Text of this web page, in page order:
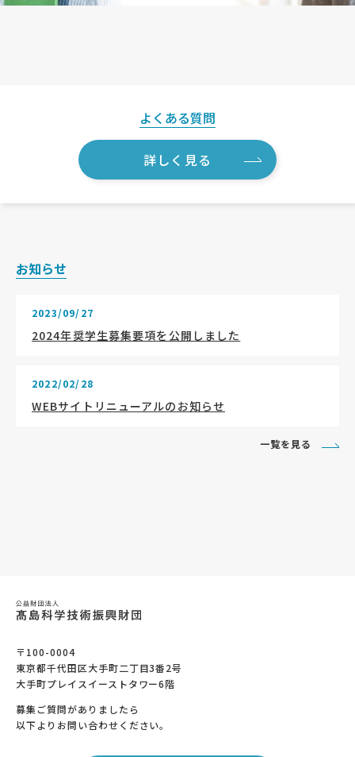
よくある質問
詳しく見る
お知らせ
2023/09/27
2024年奨学生募集要項を公開しました
2022/02/28
WEBサイトリニューアルのお知らせ
一覧を見る
〒100-0004
東京都千代田区大手町二丁目3番2号
大手町プレイスイーストタワー6階
募集ご質問がありましたら
以下よりお問い合わせください。